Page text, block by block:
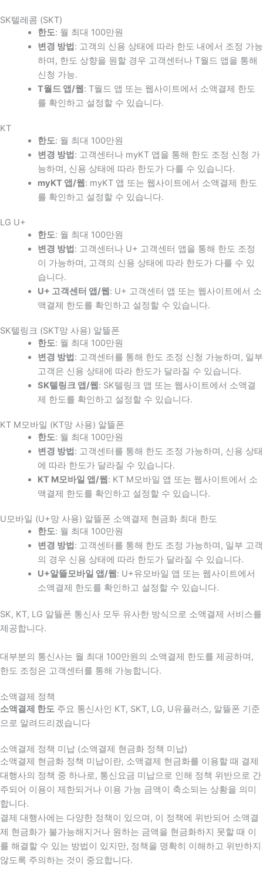
SK텔레콤 (SKT)
한도: 월 최대 100만원
변경 방법 : 고객의 신용 상태에 따라 한도 내에서 조정 가능
하며, 한도 상향을 원할 경우 고객센터나 T월드 앱을 통해
신청 가능.
T월드 앱/웹 : T월드 앱 또는 웹사이트에서 소액결제 한도
를 확인하고 설정할 수 있습니다.
KT
한도: 월 최대 100만원
변경 방법 : 고객센터나 myKT 앱을 통해 한도 조정 신청 가
능하며, 신용 상태에 따라 한도가 다를 수 있습니다.
myKT 앱/웹 : myKT 앱 또는 웹사이트에서 소액결제 한도
를 확인하고 설정할 수 있습니다.
LG U+
한도: 월 최대 100만원
변경 방법 : 고객센터나 U+ 고객센터 앱을 통해 한도 조정
이 가능하며, 고객의 신용 상태에 따라 한도가 다를 수 있
습니다.
U+ 고객센터 앱/웹 : U+ 고객센터 앱 또는 웹사이트에서 소
액결제 한도를 확인하고 설정할 수 있습니다.
SK텔링크 (SKT망 사용) 알뜰폰
한도: 월 최대 100만원
변경 방법 : 고객센터를 통해 한도 조정 신청 가능하며, 일부
고객은 신용 상태에 따라 한도가 달라질 수 있습니다.
SK텔링크 앱/웹 : SK텔링크 앱 또는 웹사이트에서 소액결
제 한도를 확인하고 설정할 수 있습니다.
KT M모바일 (KT망 사용) 알뜰폰
한도: 월 최대 100만원
변경 방법 : 고객센터를 통해 한도 조정 가능하며, 신용 상태
에 따라 한도가 달라질 수 있습니다.
KT M모바일 앱/웹 : KT M모바일 앱 또는 웹사이트에서 소
액결제 한도를 확인하고 설정할 수 있습니다.
U모바일 (U+망 사용) 알뜰폰 소액결제 현금화 최대 한도
한도: 월 최대 100만원
변경 방법 : 고객센터를 통해 한도 조정 가능하며, 일부 고객
의 경우 신용 상태에 따라 한도가 달라질 수 있습니다.
U+알뜰모바일 앱/웹 : U+유모바일 앱 또는 웹사이트에서
소액결제 한도를 확인하고 설정할 수 있습니다.
SK, KT, LG 알뜰폰 통신사 모두 유사한 방식으로 소액결제 서비스를
제공합니다.
대부분의 통신사는 월 최대 100만원의 소액결제 한도를 제공하며,
한도 조정은 고객센터를 통해 가능합니다.
소액결제 정책
소액결제 한도 주요 통신사인 KT, SKT, LG, U유플러스, 알뜰폰 기준
으로 알려드리겠습니다
소액결제 정책 미납 (소액결제 현금화 정책 미납)
소액결제 현금화 정책 미납이란, 소액결제 현금화를 이용할 때 결제
대행사의 정책 중 하나로, 통신요금 미납으로 인해 정책 위반으로 간
주되어 이용이 제한되거나 이용 가능 금액이 축소되는 상황을 의미
합니다.
결제 대행사에는 다양한 정책이 있으며, 이 정책에 위반되어 소액결
제 현금화가 불가능해지거나 원하는 금액을 현금화하지 못할 때 이
를 해결할 수 있는 방법이 있지만, 정책을 명확히 이해하고 위반하지
않도록 주의하는 것이 중요합니다.